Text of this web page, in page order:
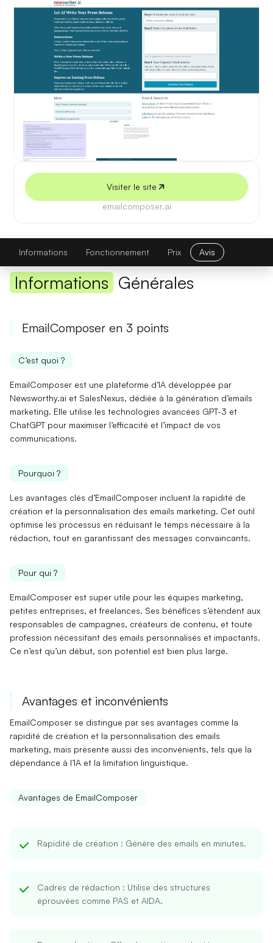
5 juillet 2026
Visiter le site
emailcomposer.ai
EmailComposer
Visiter le site
Informations
Fonctionnement Prix Avis
Informations Générales
EmailComposer en 3 points
C’est quoi ?
EmailComposer est une plateforme d’IA développée par
Newsworthy.ai et SalesNexus, dédiée à la génération d’emails
marketing. Elle utilise les technologies avancées GPT-3 et
ChatGPT pour maximiser l’efficacité et l’impact de vos
communications.
Pourquoi ?
Les avantages clés d’EmailComposer incluent la rapidité de
création et la personnalisation des emails marketing. Cet outil
optimise les processus en réduisant le temps nécessaire à la
rédaction, tout en garantissant des messages convaincants.
Pour qui ?
EmailComposer est super utile pour les équipes marketing,
petites entreprises, et freelances. Ses bénéfices s’étendent aux
responsables de campagnes, créateurs de contenu, et toute
profession nécessitant des emails personnalisés et impactants.
Ce n’est qu’un début, son potentiel est bien plus large.
Avantages et inconvénients
EmailComposer se distingue par ses avantages comme la
rapidité de création et la personnalisation des emails
marketing, mais présente aussi des inconvénients, tels que la
dépendance à l’IA et la limitation linguistique.
Avantages de EmailComposer
Rapidité de création : Génère des emails en minutes.
Cadres de rédaction : Utilise des structures
éprouvées comme PAS et AIDA.